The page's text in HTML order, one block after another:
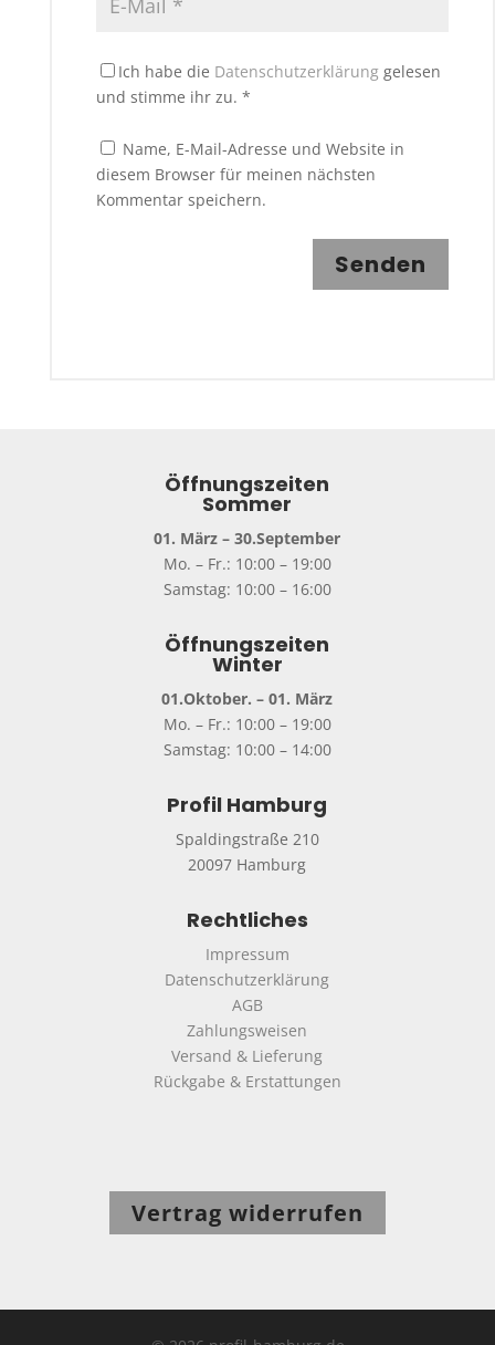
Ich habe die Datenschutzerklärunggelesen
und stimme ihr zu. *
Name, E-Mail-Adresse und Website in
diesem Browser für meinen nächsten
Kommentar speichern.
Senden
Öffnungszeiten
Sommer
01. März – 30.September
Mo. – Fr.: 10:00 – 19:00
Samstag: 10:00 – 16:00
Öffnungszeiten
Winter
01.Oktober. – 01. März
Mo. – Fr.: 10:00 – 19:00
Samstag: 10:00 – 14:00
Profil Hamburg
Spaldingstraße 210
20097 Hamburg
Rechtliches
Impressum
Datenschutzerklärung
AGB
Zahlungsweisen
Versand & Lieferung
Rückgabe & Erstattungen
Vertrag widerrufen